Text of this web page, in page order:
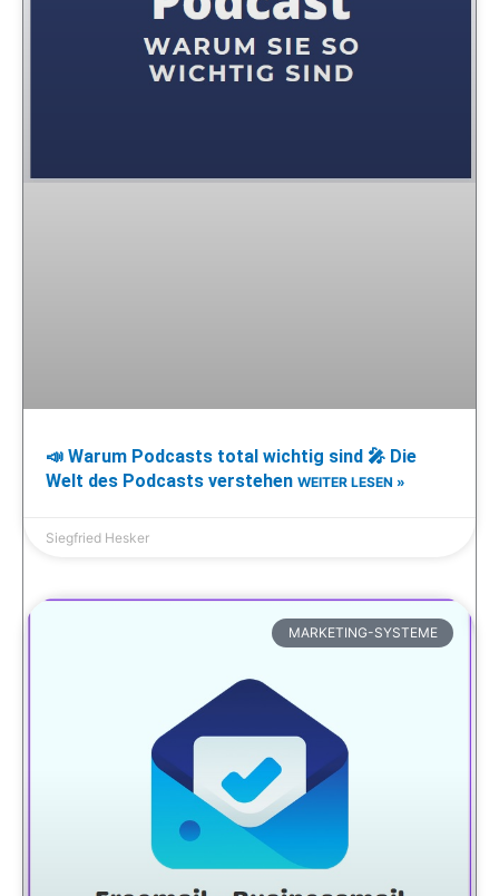
📣 Warum Podcasts total wichtig sind 🎤 Die
Welt des Podcasts verstehen WEITER LESEN »
Siegfried Hesker
MARKETING-SYSTEME